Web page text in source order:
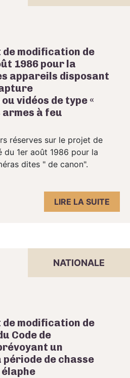
modification de
1986 pour la
appareils disposant
vidéos de type «
armes à feu
réserves sur le projet de
du 1er août 1986 pour la
dites " de canon".
LIRE LA SUITE
NATIONALE
modification de
Code de
un
de chasse